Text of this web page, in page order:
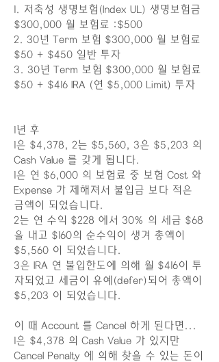
1. 저축성 생명보험(Index UL) 생명보험금
$300,000 월 보험료 :$500
2. 30년 Term 보험 $300,000 월 보험료
$50 + $450 일반 투자
3. 30년 Term 보험 $300,000 월 보험료
$50 + $416 IRA (연 $5,000 Limit) 투자
1년 후
1은 $4,378, 2는 $5,560, 3은 $5,203 의
Cash Value 를 갖게 됩니다.
1은 연 $6,000 의 보험료 중 보험 Cost 와
Expense 가 제해져서 불입금 보다 적은
금액이 되었습니다.
2는 연 수익 $228 에서 30% 의 세금 $68
을 내고 $160의 순수익이 생겨 총액이
$5,560 이 되었습니다.
3은 IRA 연 불입한도에 의해 월 $416이 투
자되었고 세금이 유예(defer)되어 총액이
$5,203 이 되었습니다.
이 때 Account 를 Cancel 하게 된다면...
1은 $4,378 의 Cash Value 가 있지만
Cancel Penalty 에 의해 찾을 수 있는 돈이